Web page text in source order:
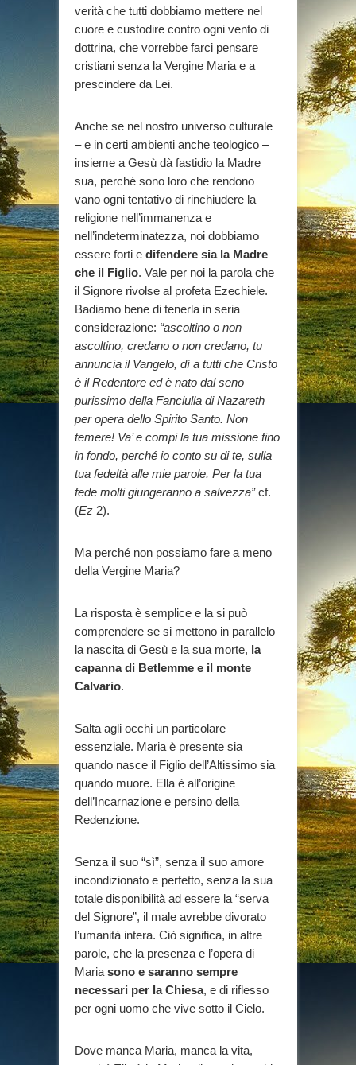
verità che tutti dobbiamo mettere nel
cuore e custodire contro ogni vento di
dottrina, che vorrebbe farci pensare
cristiani senza la Vergine Maria e a
prescindere da Lei.
Anche se nel nostro universo culturale
– e in certi ambienti anche teologico –
insieme a Gesù dà fastidio la Madre
sua, perché sono loro che rendono
vano ogni tentativo di rinchiudere la
religione nell’immanenza e
nell’indeterminatezza, noi dobbiamo
essere forti e difendere sia la Madre
che il Figlio. Vale per noi la parola che
il Signore rivolse al profeta Ezechiele.
Badiamo bene di tenerla in seria
considerazione: “ascoltino o non
ascoltino, credano o non credano, tu
annuncia il Vangelo, dì a tutti che Cristo
è il Redentore ed è nato dal seno
purissimo della Fanciulla di Nazareth
per opera dello Spirito Santo. Non
temere! Va’ e compi la tua missione fino
in fondo, perché io conto su di te, sulla
tua fedeltà alle mie parole. Per la tua
fede molti giungeranno a salvezza”cf.
(Ez 2).
Ma perché non possiamo fare a meno
della Vergine Maria?
La risposta è semplice e la si può
comprendere se si mettono in parallelo
la nascita di Gesù e la sua morte, la
capanna di Betlemme e il monte
Calvario.
Salta agli occhi un particolare
essenziale. Maria è presente sia
quando nasce il Figlio dell’Altissimo sia
quando muore. Ella è all’origine
dell’Incarnazione e persino della
Redenzione.
Senza il suo “sì”, senza il suo amore
incondizionato e perfetto, senza la sua
totale disponibilità ad essere la “serva
del Signore”, il male avrebbe divorato
l’umanità intera. Ciò significa, in altre
parole, che la presenza e l’opera di
Maria sono e saranno sempre
necessari per la Chiesa, e di riflesso
per ogni uomo che vive sotto il Cielo.
Dove manca Maria, manca la vita,